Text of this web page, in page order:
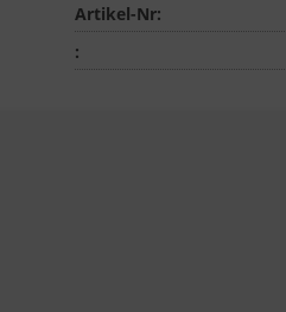
Artikel-Nr:
: